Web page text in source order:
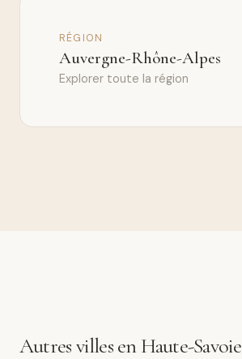
RÉGION
Auvergne-Rhône-Alpes
Explorer toute la région
Autres villes en Haute-Savoie